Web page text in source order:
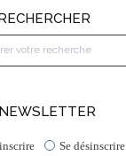
NEWSLETTER
Se désinscrire